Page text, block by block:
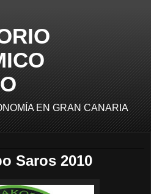
EN GRAN CANARIA
Saros 2010